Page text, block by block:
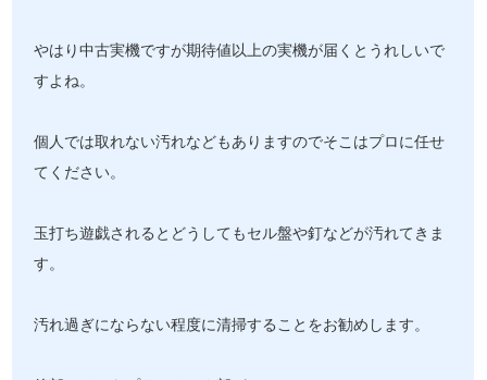
やはり中古実機ですが期待値以上の実機が届くとうれしいで
すよね。
個人では取れない汚れなどもありますのでそこはプロに任せ
てください。
玉打ち遊戯されるとどうしてもセル盤や釘などが汚れてきま
す。
汚れ過ぎにならない程度に清掃することをお勧めします。